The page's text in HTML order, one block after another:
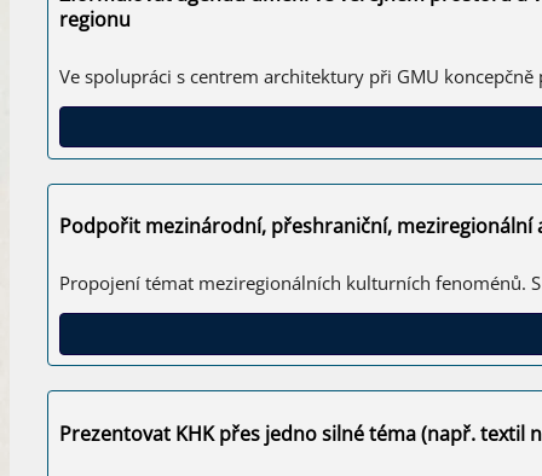
regionu
Ve spolupráci s centrem architektury při GMU
Podpořit mezinárodní, přeshraniční, meziregionální
Propojení témat meziregionálních kulturních fenoménů.
Prezentovat KHK přes jedno silné téma (např. textil